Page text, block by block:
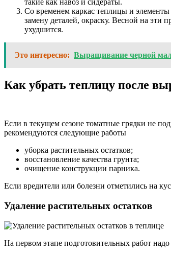
Со временем каркас теплицы и
замену деталей, окраску. Весной на эти
ухудшится.
Это интересно: Выращивание черной
Как убрать теплицу после
Если в текущем сезоне томатные грядки не
рекомендуются следующие работы
уборка растительных остатков;
восстановление качества грунта;
очищение конструкции парника.
Если вредители или болезни отметились на
Удаление растительных остатков
На первом этапе подготовительных работ